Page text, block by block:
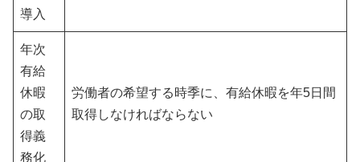
導入
年次
有給
休暇
の取
得義
務化
労働者の希望する時季に、有給休暇を年5日間
取得しなければならない